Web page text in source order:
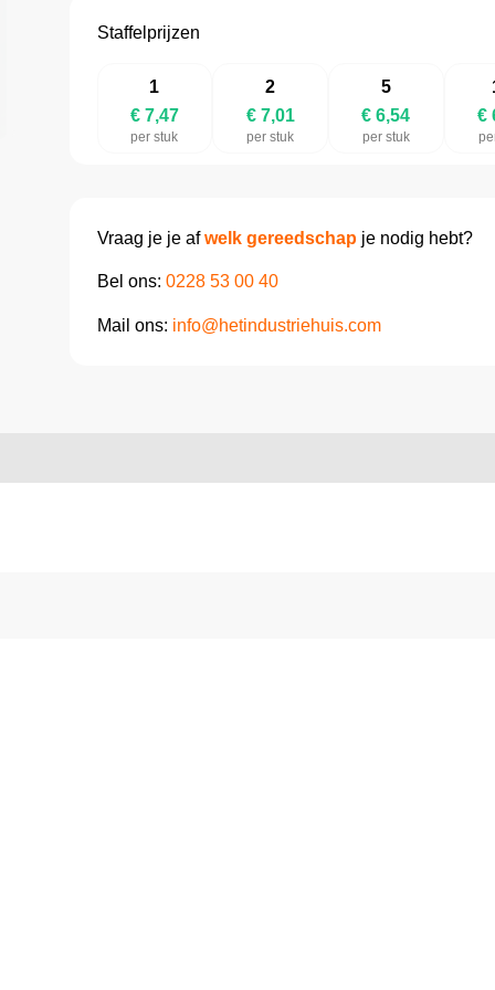
Staffelprijzen
1
€ 7,47
per stuk
2
€ 7,01
per stuk
5
€ 6,54
per stuk
€
Vraag je je afwelk gereedschapje nodig hebt?
Bel ons: 0228 53 00 40
Mail ons: info@hetindustriehuis.com